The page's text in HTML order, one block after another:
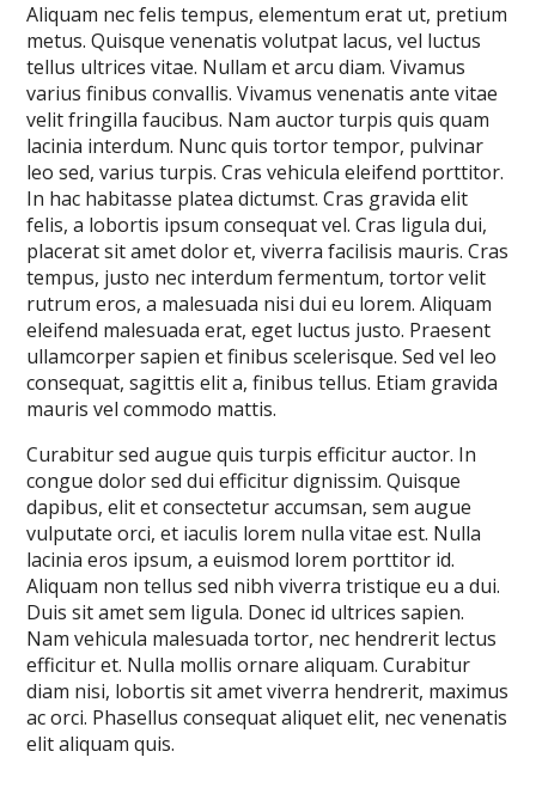
Aliquam nec felis tempus, elementum erat ut, pretium
metus. Quisque venenatis volutpat lacus, vel luctus
tellus ultrices vitae. Nullam et arcu diam. Vivamus
varius finibus convallis. Vivamus venenatis ante vitae
velit fringilla faucibus. Nam auctor turpis quis quam
lacinia interdum. Nunc quis tortor tempor, pulvinar
leo sed, varius turpis. Cras vehicula eleifend porttitor.
In hac habitasse platea dictumst. Cras gravida elit
felis, a lobortis ipsum consequat vel. Cras ligula dui,
placerat sit amet dolor et, viverra facilisis mauris. Cras
tempus, justo nec interdum fermentum, tortor velit
rutrum eros, a malesuada nisi dui eu lorem. Aliquam
eleifend malesuada erat, eget luctus justo. Praesent
ullamcorper sapien et finibus scelerisque. Sed vel leo
consequat, sagittis elit a, finibus tellus. Etiam gravida
mauris vel commodo mattis.
Curabitur sed augue quis turpis efficitur auctor. In
congue dolor sed dui efficitur dignissim. Quisque
dapibus, elit et consectetur accumsan, sem augue
vulputate orci, et iaculis lorem nulla vitae est. Nulla
lacinia eros ipsum, a euismod lorem porttitor id.
Aliquam non tellus sed nibh viverra tristique eu a dui.
Duis sit amet sem ligula. Donec id ultrices sapien.
Nam vehicula malesuada tortor, nec hendrerit lectus
efficitur et. Nulla mollis ornare aliquam. Curabitur
diam nisi, lobortis sit amet viverra hendrerit, maximus
ac orci. Phasellus consequat aliquet elit, nec venenatis
elit aliquam quis.